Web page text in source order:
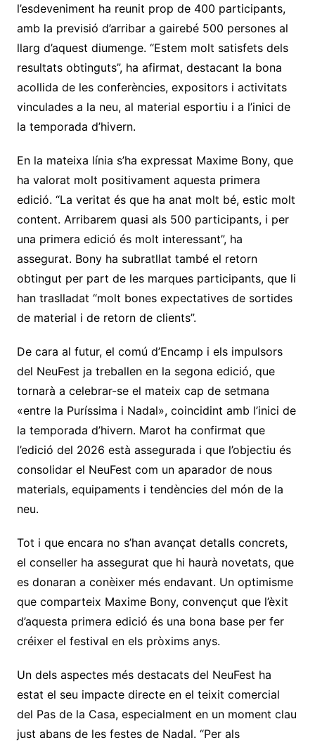
l’esdeveniment ha reunit prop de 400 participants,
amb la previsió d’arribar a gairebé 500 persones al
llarg d’aquest diumenge. “Estem molt satisfets dels
resultats obtinguts”, ha afirmat, destacant la bona
acollida de les conferències, expositors i activitats
vinculades a la neu, al material esportiu i a l’inici de
la temporada d’hivern.
En la mateixa línia s’ha expressat Maxime Bony, que
ha valorat molt positivament aquesta primera
edició. “La veritat és que ha anat molt bé, estic molt
content. Arribarem quasi als 500 participants, i per
una primera edició és molt interessant”, ha
assegurat. Bony ha subratllat també el retorn
obtingut per part de les marques participants, que li
han traslladat “molt bones expectatives de sortides
de material i de retorn de clients”.
De cara al futur, el comú d’Encamp i els impulsors
del NeuFest ja treballen en la segona edició, que
tornarà a celebrar-se el mateix cap de setmana
«entre la Puríssima i Nadal», coincidint amb l’inici de
la temporada d’hivern. Marot ha confirmat que
l’edició del 2026 està assegurada i que l’objectiu és
consolidar el NeuFest com un aparador de nous
materials, equipaments i tendències del món de la
neu.
Tot i que encara no s’han avançat detalls concrets,
el conseller ha assegurat que hi haurà novetats, que
es donaran a conèixer més endavant. Un optimisme
que comparteix Maxime Bony, convençut que l’èxit
d’aquesta primera edició és una bona base per fer
créixer el festival en els pròxims anys.
Un dels aspectes més destacats del NeuFest ha
estat el seu impacte directe en el teixit comercial
del Pas de la Casa, especialment en un moment clau
just abans de les festes de Nadal. “Per als